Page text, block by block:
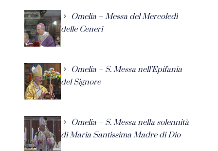
Omelia – Messa del Mercoledì
delle Ceneri
Omelia – S. Messa nell’Epifania
del Signore
Omelia – S. Messa nella solennità
di Maria Santissima Madre di Dio